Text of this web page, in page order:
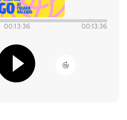
00:13:36 00:13:36